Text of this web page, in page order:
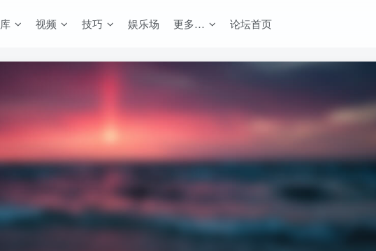
视频 技巧 娱乐场 更多… 论坛首页